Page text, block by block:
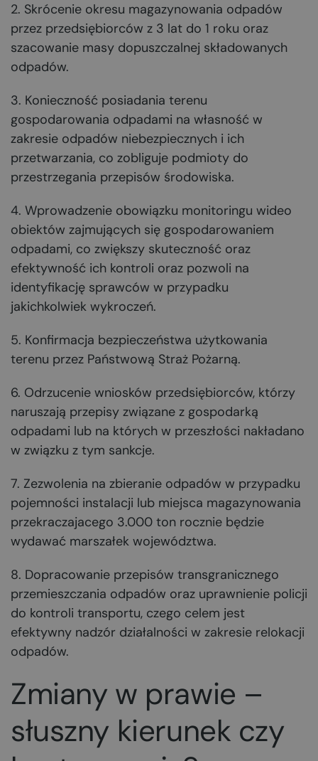
2. Skrócenie okresu magazynowania odpadów
przez przedsiębiorców z 3 lat do 1 roku oraz
szacowanie masy dopuszczalnej składowanych
odpadów.
3. Konieczność posiadania terenu
gospodarowania odpadami na własność w
zakresie odpadów niebezpiecznych i ich
przetwarzania, co zobliguje podmioty do
przestrzegania przepisów środowiska.
4. Wprowadzenie obowiązku monitoringu wideo
obiektów zajmujących się gospodarowaniem
odpadami, co zwiększy skuteczność oraz
efektywność ich kontroli oraz pozwoli na
identyfikację sprawców w przypadku
jakichkolwiek wykroczeń.
5. Konfirmacja bezpieczeństwa użytkowania
terenu przez Państwową Straż Pożarną.
6. Odrzucenie wniosków przedsiębiorców, którzy
naruszają przepisy związane z gospodarką
odpadami lub na których w przeszłości nakładano
w związku z tym sankcje.
7. Zezwolenia na zbieranie odpadów w przypadku
pojemności instalacji lub miejsca magazynowania
przekraczajacego 3.000 ton rocznie będzie
wydawać marszałek województwa.
8. Dopracowanie przepisów transgranicznego
przemieszczania odpadów oraz uprawnienie policji
do kontroli transportu, czego celem jest
efektywny nadzór działalności w zakresie relokacji
odpadów.
Zmiany w prawie –
słuszny kierunek czy